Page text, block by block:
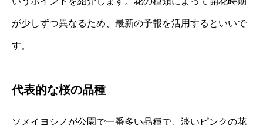
が少しずつ異なるため、最新の予報を活用するといいで
す。
代表的な桜の品種
ソメイヨシノが公園で一番多い品種で、淡いピンクの花